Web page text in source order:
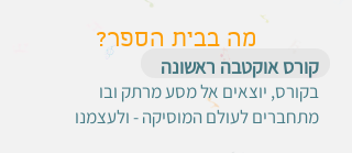
מה בבית הספר?​
קורס אוקטבה ראשונה
מתחברים לעולם המוסיקה - ולעצמנו